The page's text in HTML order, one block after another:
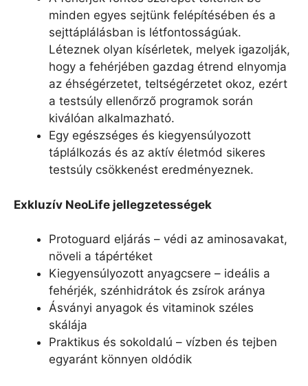
minden egyes sejtünk felépítésében és a
sejttáplálásban is létfontosságúak.
Léteznek olyan kísérletek, melyek igazolják,
hogy a fehérjében gazdag étrend elnyomja
az éhségérzetet, teltségérzetet okoz, ezért
a testsúly ellenőrző programok során
kiválóan alkalmazható.
Egy egészséges és kiegyensúlyozott
táplálkozás és az aktív életmód sikeres
testsúly csökkenést eredményeznek.
Exkluzív NeoLife jellegzetességek
Protoguard eljárás – védi az aminosavakat,
növeli a tápértéket
Kiegyensúlyozott anyagcsere – ideális a
fehérjék, szénhidrátok és zsírok aránya
Ásványi anyagok és vitaminok széles
skálája
Praktikus és sokoldalú – vízben és tejben
egyaránt könnyen oldódik